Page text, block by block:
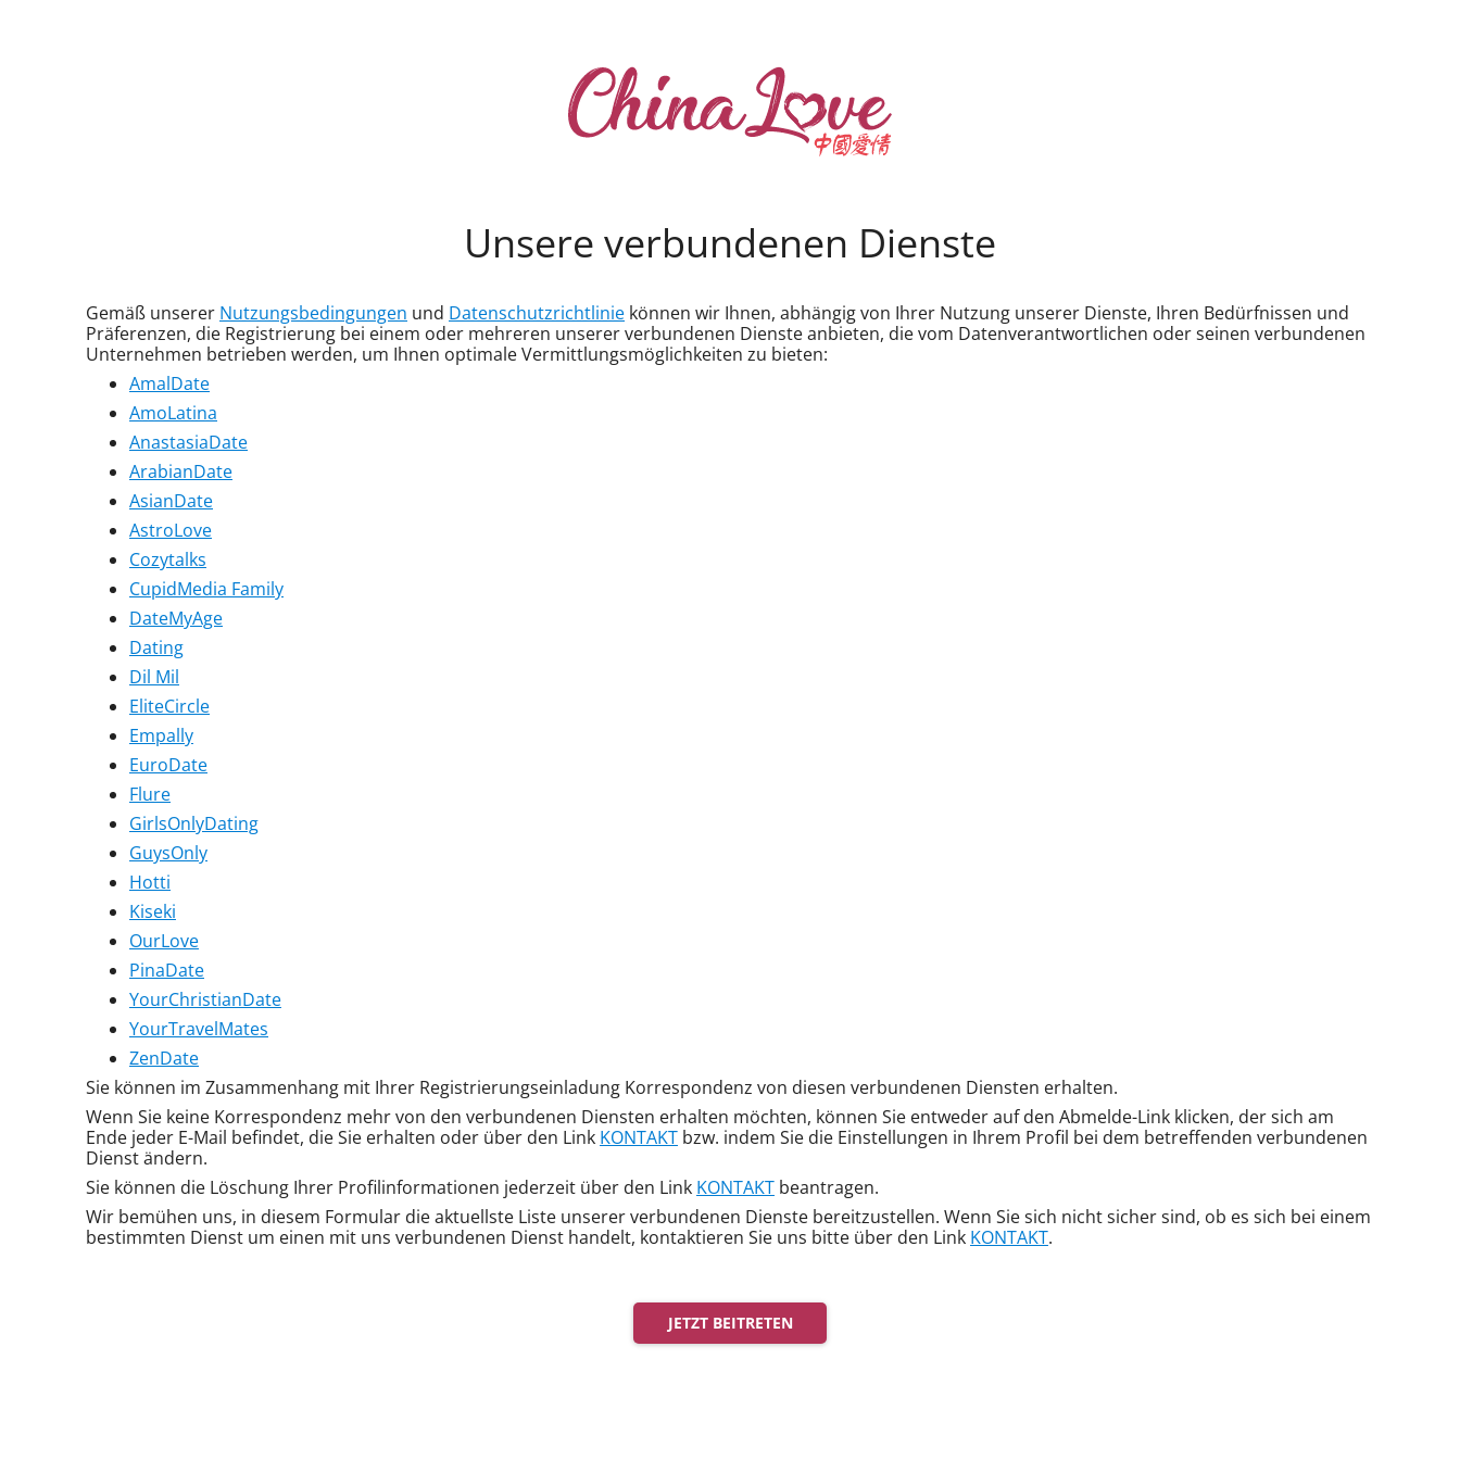
Unsere verbundenen Dienste
Gemäß unserer Nutzungsbedingungen und Datenschutzrichtlinie können wir Ihnen, abhängig von Ihrer Nutzung unserer Dienste, Ihren Bedürfnissen und
Präferenzen, die Registrierung bei einem oder mehreren unserer verbundenen Dienste anbieten, die vom Datenverantwortlichen oder seinen verbundenen
Unternehmen betrieben werden, um Ihnen optimale Vermittlungsmöglichkeiten zu bieten:
AmalDate
AmoLatina
AnastasiaDate
ArabianDate
AsianDate
AstroLove
Cozytalks
CupidMedia Family
DateMyAge
Dating
Dil Mil
EliteCircle
Empally
EuroDate
Flure
GirlsOnlyDating
GuysOnly
Hotti
Kiseki
OurLove
PinaDate
YourChristianDate
YourTravelMates
ZenDate
Sie können im Zusammenhang mit Ihrer Registrierungseinladung Korrespondenz von diesen verbundenen Diensten erhalten.
Wenn Sie keine Korrespondenz mehr von den verbundenen Diensten erhalten möchten, können Sie entweder auf den Abmelde-Link klicken, der sich am
Ende jeder E-Mail befindet, die Sie erhalten oder über den Link KONTAKT bzw. indem Sie die Einstellungen in Ihrem Profil bei dem betreffenden verbundenen
Dienst ändern.
Sie können die Löschung Ihrer Profilinformationen jederzeit über den Link KONTAKT beantragen.
Wir bemühen uns, in diesem Formular die aktuellste Liste unserer verbundenen Dienste bereitzustellen. Wenn Sie sich nicht sicher sind, ob es sich bei einem
bestimmten Dienst um einen mit uns verbundenen Dienst handelt, kontaktieren Sie uns bitte über den Link KONTAKT.
JETZT BEITRETEN